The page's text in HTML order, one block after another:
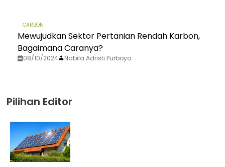
CARBON
Mewujudkan Sektor Pertanian Rendah Karbon,
Bagaimana Caranya?
08/10/2024 Nabila Adristi Purboyo
Pilihan Editor